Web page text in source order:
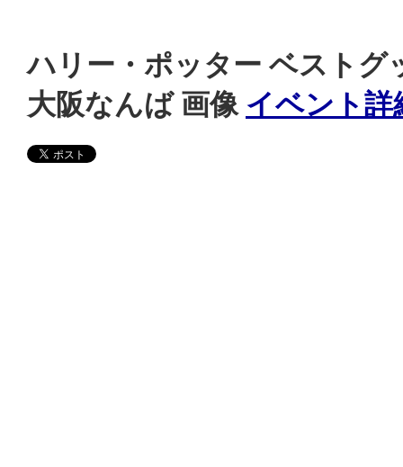
ハリー・ポッター ベストグ
大阪なんば 画像 イベント詳